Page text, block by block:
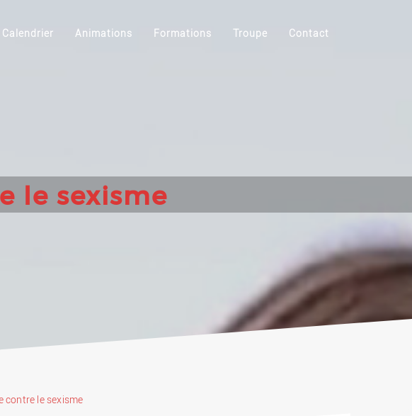
Calendrier Animations Formations Troupe Contact
le sexisme
contre le sexisme